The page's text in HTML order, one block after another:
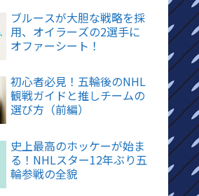
ブルースが大胆な戦略を採
用、オイラーズの2選手に
オファーシート！
初心者必見！五輪後のNHL
観戦ガイドと推しチームの
選び方（前編）
史上最高のホッケーが始ま
る！NHLスター12年ぶり五
輪参戦の全貌